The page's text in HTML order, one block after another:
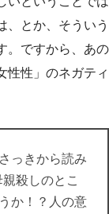
、とか、そういう
。ですから、あの
性性」のネガティ
っきから読み
殺しのとこ
か！？人の意